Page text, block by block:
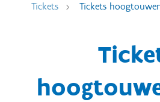
Tickets
Tickets